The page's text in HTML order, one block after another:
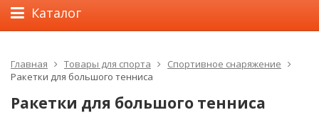
Каталог
Главная Товары для спорта
Спортивное снаряжение
Ракетки для большого тенниса
Ракетки для большого тенниса